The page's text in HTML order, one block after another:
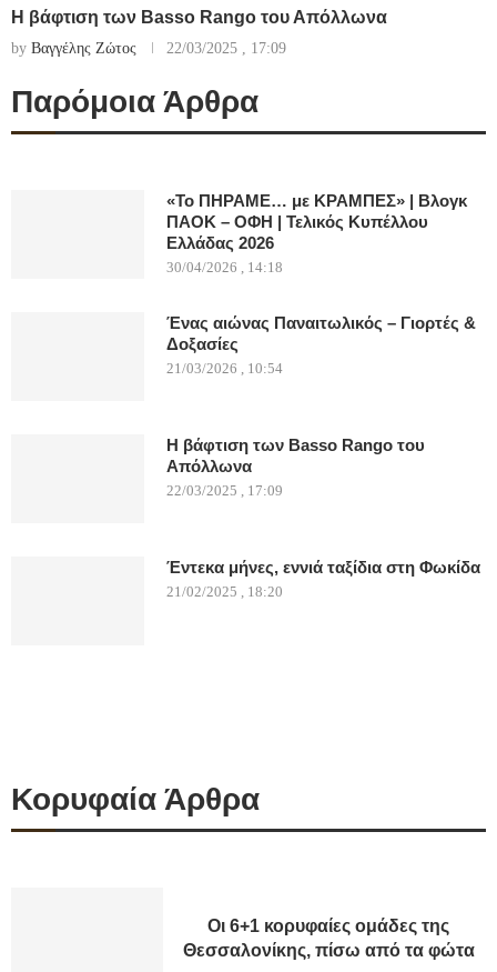
Η βάφτιση των Basso Rango του Απόλλωνα
by Βαγγέλης Ζώτος 22/03/2025 , 17:09
Παρόμοια Άρθρα
«Το ΠΗΡΑΜΕ… με ΚΡΑΜΠΕΣ» | Βλογκ
ΠΑΟΚ – ΟΦΗ | Τελικός Κυπέλλου
Ελλάδας 2026
30/04/2026 , 14:18
Ένας αιώνας Παναιτωλικός – Γιορτές &
Δοξασίες
21/03/2026 , 10:54
Η βάφτιση των Basso Rango του
Απόλλωνα
22/03/2025 , 17:09
Έντεκα μήνες, εννιά ταξίδια στη Φωκίδα
21/02/2025 , 18:20
Κορυφαία Άρθρα
Οι 6+1 κορυφαίες ομάδες της
Θεσσαλονίκης, πίσω από τα φώτα